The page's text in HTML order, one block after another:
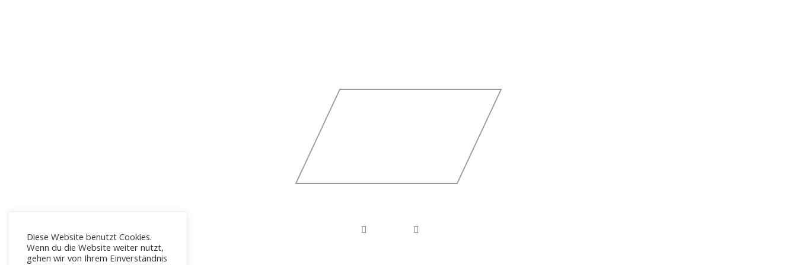
Diese Website benutzt Cookies.
Wenn du die Website weiter nutzt,
gehen wir von Ihrem Einverständnis